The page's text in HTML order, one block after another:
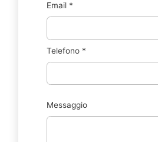
Email *
Telefono *
Messaggio